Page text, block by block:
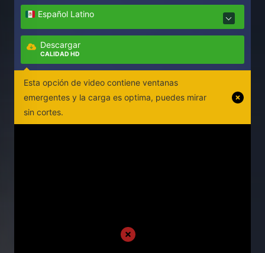
Español Latino
Descargar
CALIDAD HD
Esta opción de video contiene ventanas
emergentes y la carga es optima, puedes mirar
sin cortes.